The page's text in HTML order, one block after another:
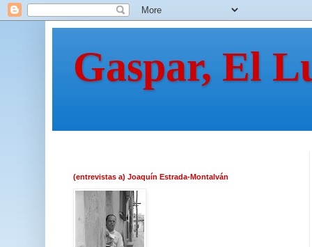
Gaspar, El
(entrevistas a) Joaquín Estrada-Montalván